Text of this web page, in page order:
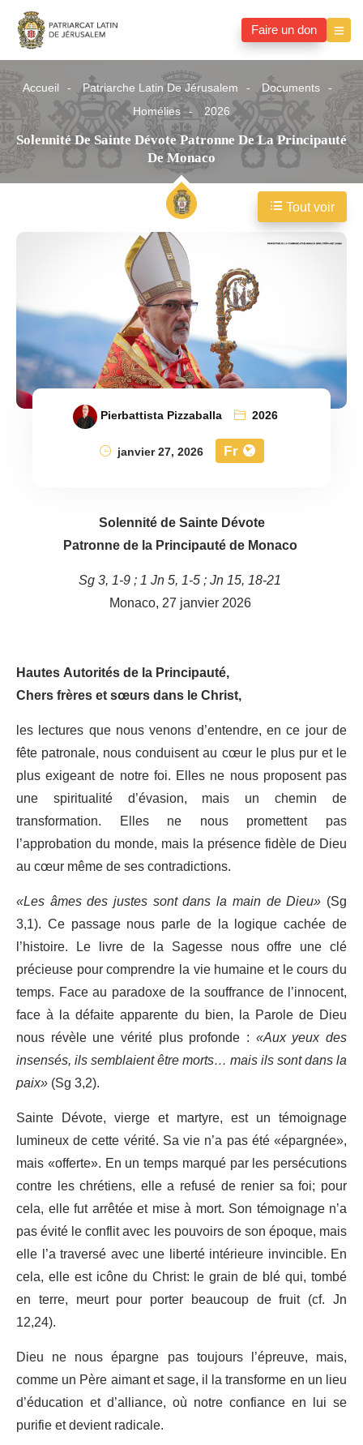
Faire un don
Accueil Patriarche Latin De Jérusalem
Documents
Homélies
2026
Solennité De Sainte Dévote Patronne De La Principauté
De Monaco
Pierbattista Pizzaballa
2026
janvier 27, 2026
Fr
Solennité de Sainte Dévote
Patronne de la Principauté de Monaco
Sg 3, 1-9 ; 1 Jn 5, 1-5 ; Jn 15, 18-21
Monaco, 27 janvier 2026
Hautes Autorités de la Principauté,
Chers frères et sœurs dans le Christ,
les lectures que nous venons d’entendre, en ce jour de
fête patronale, nous conduisent au cœur le plus pur et le
plus exigeant de notre foi. Elles ne nous proposent pas
une spiritualité d’évasion, mais un chemin de
transformation. Elles ne nous promettent pas
l’approbation du monde, mais la présence fidèle de Dieu
au cœur même de ses contradictions.
«Les âmes des justes sont dans la main de Dieu» (Sg
3,1). Ce passage nous parle de la logique cachée de
l’histoire. Le livre de la Sagesse nous offre une clé
précieuse pour comprendre la vie humaine et le cours du
temps. Face au paradoxe de la souffrance de l’innocent,
face à la défaite apparente du bien, la Parole de Dieu
nous révèle une vérité plus profonde : «Aux yeux des
insensés, ils semblaient être morts… mais ils sont dans la
paix»(Sg 3,2).
Sainte Dévote, vierge et martyre, est un témoignage
lumineux de cette vérité. Sa vie n’a pas été «épargnée»,
mais «offerte». En un temps marqué par les persécutions
contre les chrétiens, elle a refusé de renier sa foi; pour
cela, elle fut arrêtée et mise à mort. Son témoignage n’a
pas évité le conflit avec les pouvoirs de son époque, mais
elle l’a traversé avec une liberté intérieure invincible. En
cela, elle est icône du Christ: le grain de blé qui, tombé
en terre, meurt pour porter beaucoup de fruit (cf. Jn
12,24).
Dieu ne nous épargne pas toujours l’épreuve, mais,
comme un Père aimant et sage, il la transforme en un lieu
d’éducation et d’alliance, où notre confiance en lui se
purifie et devient radicale.
Tout voir